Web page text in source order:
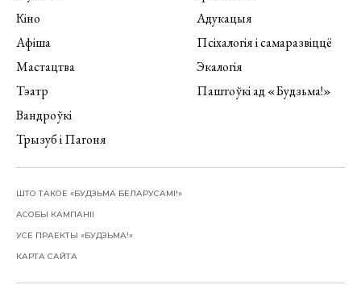
Кіно
Афіша
Мастацтва
Тэатр
Вандроўкі
Трызуб і Пагоня
Адукацыя
Псіхалогія і самаразвіццё
Экалогія
Паштоўкі ад «Будзьма!»
ШТО ТАКОЕ «БУДЗЬМА БЕЛАРУСАМІ!»
АСОБЫ КАМПАНІІ
УСЕ ПРАЕКТЫ «БУДЗЬМА!»
КАРТА САЙТА